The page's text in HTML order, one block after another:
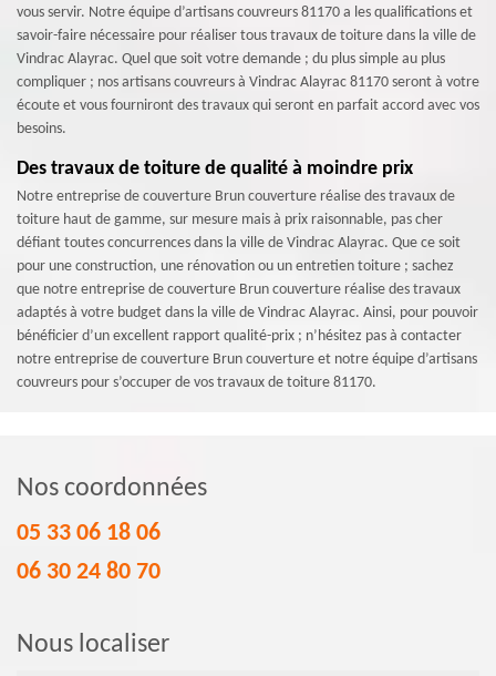
vous servir. Notre équipe d’artisans couvreurs 81170 a les qualifications et
savoir-faire nécessaire pour réaliser tous travaux de toiture dans la ville de
Vindrac Alayrac. Quel que soit votre demande ; du plus simple au plus
compliquer ; nos artisans couvreurs à Vindrac Alayrac 81170 seront à votre
écoute et vous fourniront des travaux qui seront en parfait accord avec vos
besoins.
Des travaux de toiture de qualité à moindre prix
Notre entreprise de couverture Brun couverture réalise des travaux de
toiture haut de gamme, sur mesure mais à prix raisonnable, pas cher
défiant toutes concurrences dans la ville de Vindrac Alayrac. Que ce soit
pour une construction, une rénovation ou un entretien toiture ; sachez
que notre entreprise de couverture Brun couverture réalise des travaux
adaptés à votre budget dans la ville de Vindrac Alayrac. Ainsi, pour pouvoir
bénéficier d’un excellent rapport qualité-prix ; n’hésitez pas à contacter
notre entreprise de couverture Brun couverture et notre équipe d’artisans
couvreurs pour s’occuper de vos travaux de toiture 81170.
Nos coordonnées
05 33 06 18 06
06 30 24 80 70
Nous localiser